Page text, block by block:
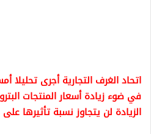
اتحاد الغرف التجارية أجرى
في ضوء زيادة أسعار المنتجات
الزيادة لن يتجاوز نسبة تأثيرها على التكلفة